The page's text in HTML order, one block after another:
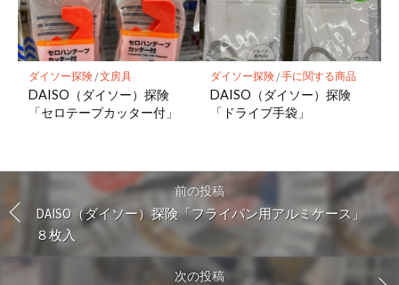
ダイソー探険/文房具
DAISO（ダイソー）探険
「セロテープカッター付」
ダイソー探険/手に関する商品
DAISO（ダイソー）探険
「ドライブ手袋」
前の投稿
DAISO（ダイソー）探険「フライパン用アルミケース」
８枚入
次の投稿